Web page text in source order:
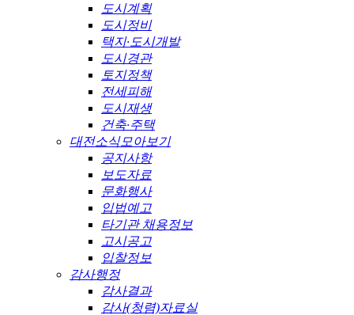
도시계획
도시정비
택지·도시개발
도시경관
토지정책
전세피해
도시재생
건축·주택
대전소식모아보기
공지사항
보도자료
문화행사
입법예고
타기관 채용정보
고시공고
입찰정보
감사행정
감사결과
감사(청렴)자료실